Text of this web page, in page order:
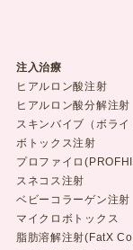
注入治療
ヒアルロン酸注射
ヒアルロン酸分解注射
スキンバイブ（ボライ
ボトックス注射
プロファイロ
スネコス注射
ベビーコラーゲン注射
マイクロボトックス
脂肪溶解注射(FatX